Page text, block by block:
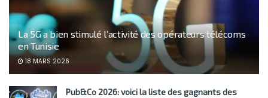
La 5G a bien stimulé l’activité des opérateurs télécoms
en Tunisie
18 MARS 2026
Pub&Co 2026: voici la liste des gagnants des